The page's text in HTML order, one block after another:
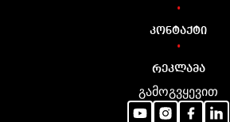
•
კონტაქტი
•
რეკლამა
გამოგვყევით